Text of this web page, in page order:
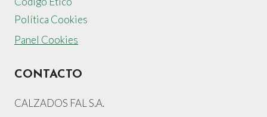
Política Cookies
Panel Cookies
CONTACTO
CALZADOS FAL S.A.